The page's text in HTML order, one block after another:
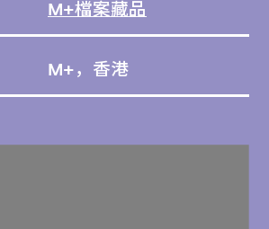
M+檔案藏品
M+，香港